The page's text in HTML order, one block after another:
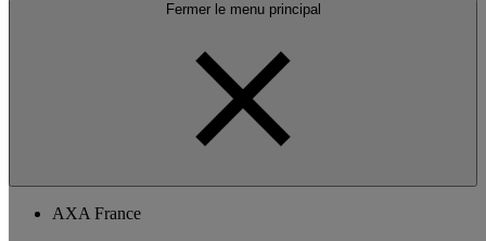
Fermer le menu principal
AXA France